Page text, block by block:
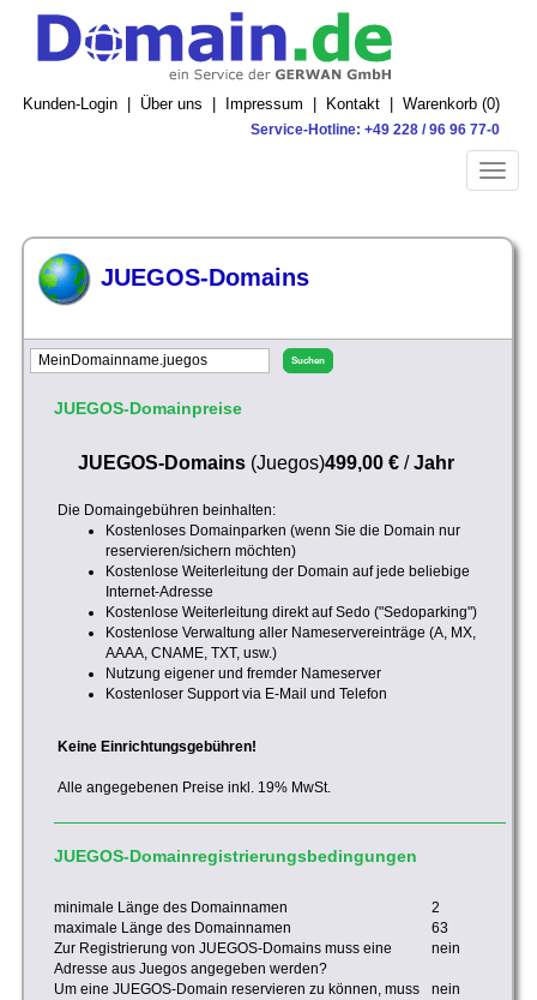
Kunden-Login Über uns Impressum Kontakt Warenkorb (0)
Service-Hotline: +49 228 / 96 96 77-0
Toggle
JUEGOS-Domains
JUEGOS-Domainpreise
JUEGOS-Domains(Juegos)499,00 €/Jahr
Die Domaingebühren beinhalten:
Kostenloses Domainparken (wenn Sie die Domain nur
reservieren/sichern möchten)
Kostenlose Weiterleitung der Domain auf jede beliebige
Internet-Adresse
Kostenlose Weiterleitung direkt auf Sedo ("Sedoparking")
Kostenlose Verwaltung aller Nameservereinträge (A, MX,
AAAA, CNAME, TXT, usw.)
Nutzung eigener und fremder Nameserver
Kostenloser Support via E-Mail und Telefon
Keine Einrichtungsgebühren!
Alle angegebenen Preise inkl. 19% MwSt.
JUEGOS-Domainregistrierungsbedingungen
minimale Länge des Domainnamen
2
maximale Länge des Domainnamen
63
Zur Registrierung von JUEGOS-Domains muss eine
Adresse aus Juegos angegeben werden?
nein
Um eine JUEGOS-Domain reservieren zu können, muss
nein